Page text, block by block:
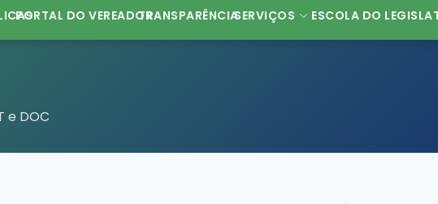
PORTAL DO VEREADORTRANSPARÊNCIASERVIÇOS ESCOLA DO
e DOC